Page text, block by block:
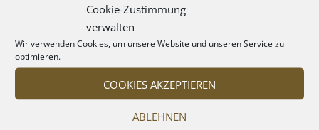
Cookie-Zustimmung
verwalten
Wir verwenden Cookies, um unsere Website und unseren Service zu
optimieren.
COOKIES AKZEPTIEREN
ABLEHNEN